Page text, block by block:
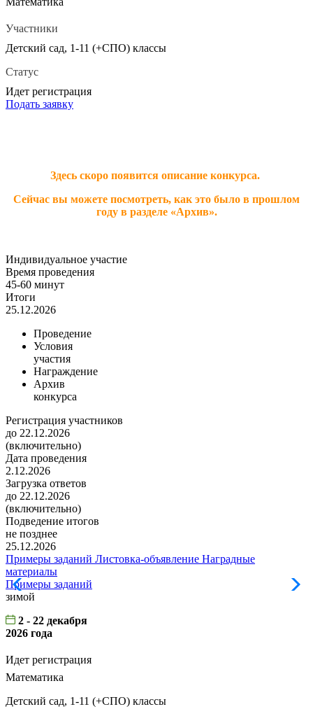
Участники
Детский сад, 1-11 (+СПО) классы
Статус
Идет регистрация
Подать заявку
Здесь скоро появится описание конкурса.
Сейчас вы можете посмотреть, как это было в прошлом
году в разделе «Архив».
Индивидуальное участие
Время проведения
45-60 минут
Итоги
25.12.2026
Проведение
Условия
участия
Награждение
Архив
конкурса
Регистрация участников
до 22.12.2026
(включительно)
Дата проведения
2.12.2026
Загрузка ответов
до 22.12.2026
(включительно)
Подведение итогов
не позднее
25.12.2026
Примеры заданий Листовка-объявление Наградные
материалы
Примеры заданий
зимой
2 - 22 декабря
2026 года
Идет регистрация
Математика
Детский сад, 1-11 (+СПО) классы